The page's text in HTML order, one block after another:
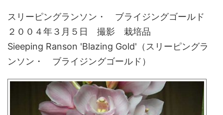
スリーピングランソン・ ブライジングゴールド
２００４年３月５日 撮影 栽培品
Sieeping Ranson 'Blazing Gold'（スリーピングラ
ンソン・ ブライジングゴールド）